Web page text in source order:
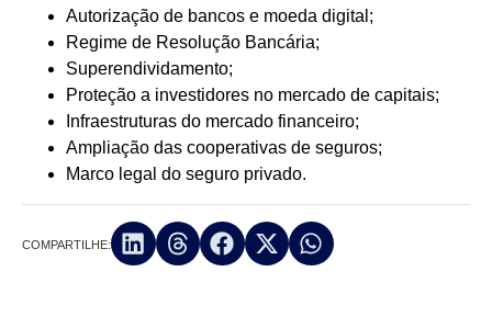
Autorização de bancos e moeda digital;
Regime de Resolução Bancária;
Superendividamento;
Proteção a investidores no mercado de capitais;
Infraestruturas do mercado financeiro;
Ampliação das cooperativas de seguros;
Marco legal do seguro privado.
COMPARTILHE: